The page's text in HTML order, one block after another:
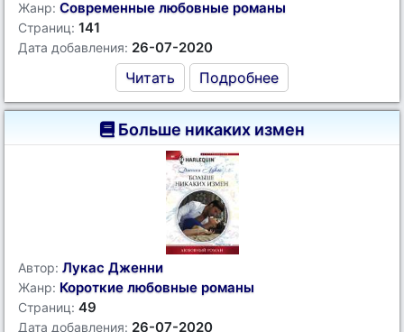
Жанр: Современные любовные романы
Страниц: 141
Дата добавления: 26-07-2020
Читать Подробнее
Больше никаких измен
Автор: Лукас Дженни
Жанр: Короткие любовные романы
Страниц: 49
Дата добавления: 26-07-2020